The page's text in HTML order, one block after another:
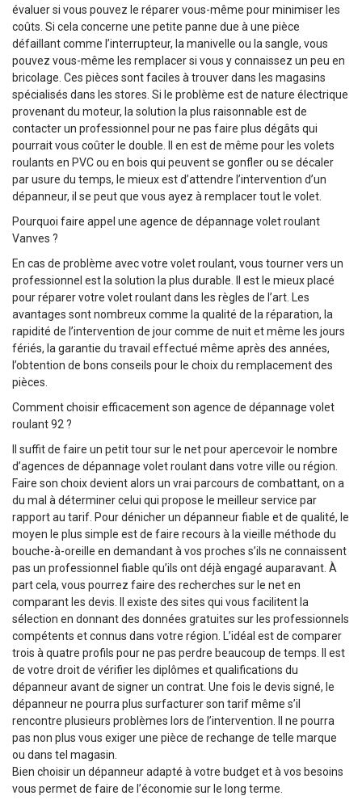
évaluer si vous pouvez le réparer vous-même pour minimiser les
coûts. Si cela concerne une petite panne due à une pièce
défaillant comme l’interrupteur, la manivelle ou la sangle, vous
pouvez vous-même les remplacer si vous y connaissez un peu en
bricolage. Ces pièces sont faciles à trouver dans les magasins
spécialisés dans les stores. Si le problème est de nature électrique
provenant du moteur, la solution la plus raisonnable est de
contacter un professionnel pour ne pas faire plus dégâts qui
pourrait vous coûter le double. Il en est de même pour les volets
roulants en PVC ou en bois qui peuvent se gonfler ou se décaler
par usure du temps, le mieux est d’attendre l’intervention d’un
dépanneur, il se peut que vous ayez à remplacer tout le volet.
Pourquoi faire appel une agence de dépannage volet roulant
Vanves ?
En cas de problème avec votre volet roulant, vous tourner vers un
professionnel est la solution la plus durable. Il est le mieux placé
pour réparer votre volet roulant dans les règles de l’art. Les
avantages sont nombreux comme la qualité de la réparation, la
rapidité de l’intervention de jour comme de nuit et même les jours
fériés, la garantie du travail effectué même après des années,
l’obtention de bons conseils pour le choix du remplacement des
pièces.
Comment choisir efficacement son agence de dépannage volet
roulant 92 ?
Il suffit de faire un petit tour sur le net pour apercevoir le nombre
d’agences de dépannage volet roulant dans votre ville ou région.
Faire son choix devient alors un vrai parcours de combattant, on a
du mal à déterminer celui qui propose le meilleur service par
rapport au tarif. Pour dénicher un dépanneur fiable et de qualité, le
moyen le plus simple est de faire recours à la vieille méthode du
bouche-à-oreille en demandant à vos proches s’ils ne connaissent
pas un professionnel fiable qu’ils ont déjà engagé auparavant. À
part cela, vous pourrez faire des recherches sur le net en
comparant les devis. Il existe des sites qui vous facilitent la
sélection en donnant des données gratuites sur les professionnels
compétents et connus dans votre région. L’idéal est de comparer
trois à quatre profils pour ne pas perdre beaucoup de temps. Il est
de votre droit de vérifier les diplômes et qualifications du
dépanneur avant de signer un contrat. Une fois le devis signé, le
dépanneur ne pourra plus surfacturer son tarif même s’il
rencontre plusieurs problèmes lors de l’intervention. Il ne pourra
pas non plus vous exiger une pièce de rechange de telle marque
ou dans tel magasin.
Bien choisir un dépanneur adapté à votre budget et à vos besoins
vous permet de faire de l’économie sur le long terme.